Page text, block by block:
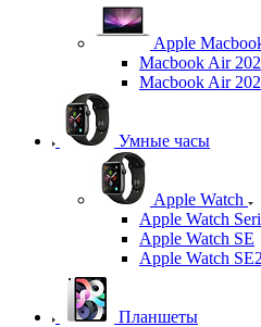
Apple
Macbook Air
Macbook Air
Умные часы
Apple Watch
Apple Watch
Apple Watch SE
Apple Watch SE2
Планшеты